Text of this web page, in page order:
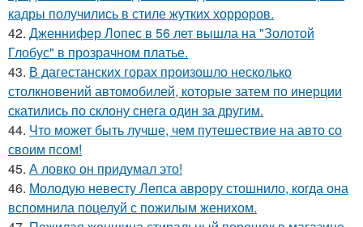
кадры получились в стиле жутких хорроров.
42. Дженнифер Лопес в 56 лет вышла на "Золотой
Глобус" в прозрачном платье.
43. В дагестанских горах произошло несколько
столкновений автомобилей, которые затем по инерции
скатились по склону снега один за другим.
44. Что может быть лучше, чем путешествие на авто со
своим псом!
45. А ловко он придумал это!
46. Молодую невесту Лепса аврору стошнило, когда она
вспомнила поцелуй с пожилым женихом.